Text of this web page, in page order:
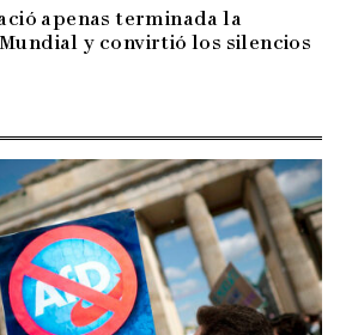
apenas terminada la
y convirtió los silencios